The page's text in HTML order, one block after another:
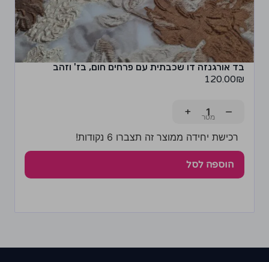
בד אורגנזה דו שכבתית עם פרחים חום, בז' וזהב
120.00₪
−
+
רכישת יחידה ממוצר זה תצברו 6 נקודות!
הוספה לסל